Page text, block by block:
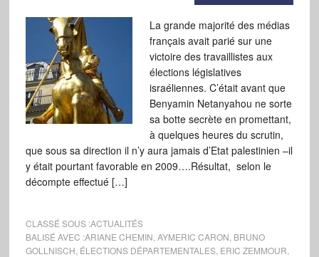
La grande majorité des médias
français avait parié sur une
victoire des travaillistes aux
élections législatives
israéliennes. C’était avant que
Benyamin Netanyahou ne sorte
sa botte secrète en promettant,
à quelques heures du scrutin,
que sous sa direction il n’y aura jamais d’Etat palestinien –il
y était pourtant favorable en 2009….Résultat, selon le
décompte effectué […]
CLASSÉ SOUS :ACTUALITÉS
BALISÉ AVEC :ARIANE CHEMIN AYMERIC CARON BRUNO
GOLLNISCH ÉLECTIONS DÉPARTEMENTALES, ERIC ZEMMOUR